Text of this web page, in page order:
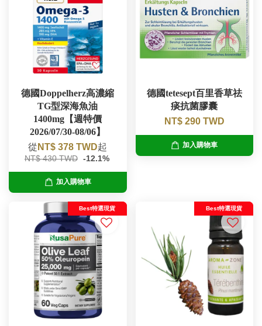
德國Doppelherz高濃縮
TG型深海魚油
1400mg【週特價
2026/07/30-08/06】
從 NT$ 378 TWD起
NT$ 430 TWD -12.1%
加入購物車
德國tetesept百里香草祛
痰抗菌膠囊
NT$ 290 TWD
加入購物車
Best特選現貨 Best特選現貨